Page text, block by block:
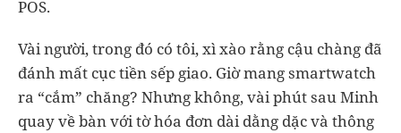
POS.
Vài người, trong đó có tôi, xì xào rằng cậu chàng đã
đánh mất cục tiền sếp giao. Giờ mang smartwatch
ra “cắm” chăng? Nhưng không, vài phút sau Minh
quay về bàn với tờ hóa đơn dài dằng dặc và thông